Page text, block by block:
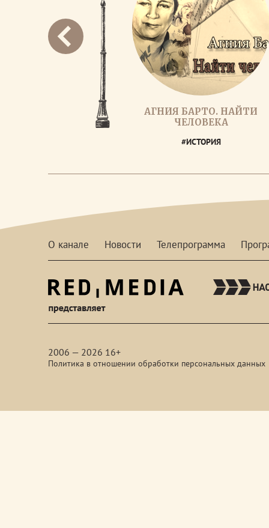
АГНИЯ БАРТО. НАЙТИ
ЧЕЛОВЕКА
#ИСТОРИЯ
О канале Новости Телепрограмма
2006 — 2026 16+
Политика в отношении обработки персональных данных